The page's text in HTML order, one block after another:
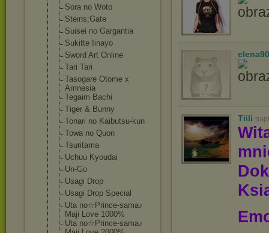
Sora no Woto
Steins;Gate
Suisei no Gargantia
Sukitte Iinayo
Sword Art Online
Tari Tari
Tasogare Otome x
Amnesia
Tegaim Bachi
Tiger & Bunny
Tonari no Kaibutsu-kun
Towa no Quon
Tsuritama
Uchuu Kyoudai
Un-Go
Usagi Drop
Usagi Drop Special
Uta no☆Prince-sama♪
Maji Love 1000%
Uta no☆Prince-sama♪
elena90
Tiili